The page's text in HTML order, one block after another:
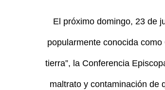
El próximo domingo, 23 de
popularmente conocida
tierra”, la Conferencia
maltrato y contaminación de